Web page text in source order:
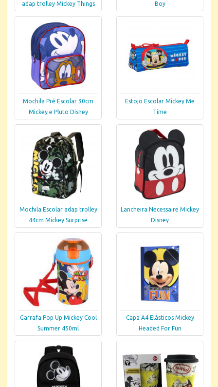
adap trolley Mickey Things Boy
Mochila Pré Escolar 30cm
Mickey e Pluto Disney
Estojo Escolar Mickey Me
Time
Mochila Escolar adap trolley
44cm Mickey Surprise
Lancheira Necessaire Mickey
Disney
Garrafa Pop Up Mickey Cool
Summer 450ml
Capa A4 Elásticos Mickey
Headed For Fun